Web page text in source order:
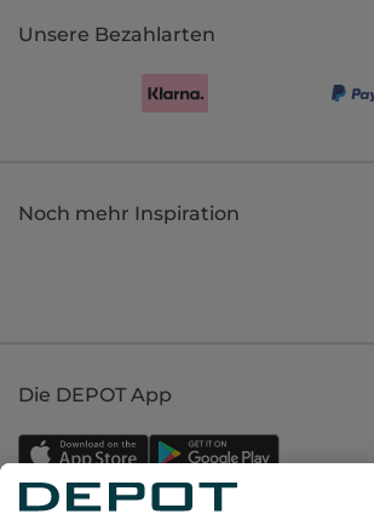
Unsere Bezahlarten
Noch mehr Inspiration
Die DEPOT App